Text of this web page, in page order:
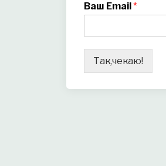
Ваш Email*
Так,чекаю!